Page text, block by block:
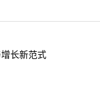
长新范式